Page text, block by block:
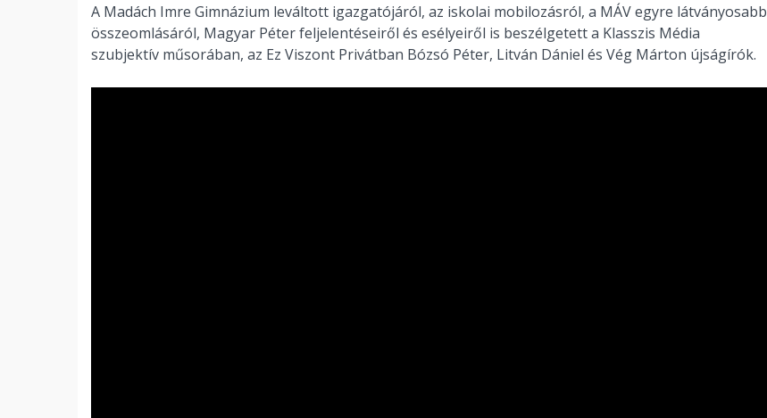
A Madách Imre Gimnázium leváltott igazgatójáról, az iskolai mobilozásról, a MÁV egyre látványosabb
összeomlásáról, Magyar Péter feljelentéseiről és esélyeiről is beszélgetett a Klasszis Média
szubjektív műsorában, az Ez Viszont Privátban Bózsó Péter, Litván Dániel és Vég Márton újságírók.